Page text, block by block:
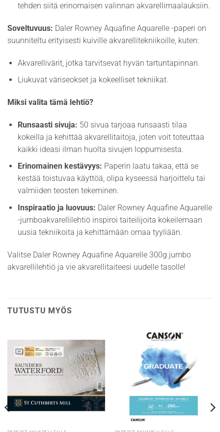
tehden siitä erinomaisen valinnan akvarellimaalauksiin.
Soveltuvuus: Daler Rowney Aquafine Aquarelle -paperi on
suunniteltu erityisesti kuiville akvarellitekniikoille, kuten:
Akvarellivärit, jotka tarvitsevat hyvän tartuntapinnan.
Liukuvat väriseokset ja kokeelliset tekniikat.
Miksi valita tämä lehtiö?
Runsaasti sivuja: 50 sivua tarjoaa runsaasti tilaa
kokeilla ja kehittää akvarellitaitoja, joten voit toteuttaa
kaikki ideasi ilman huolta sivujen loppumisesta.
Erinomainen kestävyys: Paperin laatu takaa, että se
kestää toistuvaa käyttöä, olipa kyseessä harjoittelu tai
valmiiden teosten tekeminen.
Inspiraatio ja luovuus: Daler Rowney Aquafine Aquarelle
-jumboakvarellilehtiö inspiroi taiteilijoita kokeilemaan
uusia tekniikoita ja kehittämään omaa tyyliään.
Valitse Daler Rowney Aquafine Aquarelle 300g jumbo
akvarellilehtiö ja vie akvarellitaiteesi uudelle tasolle!
TUTUSTU MYÖS